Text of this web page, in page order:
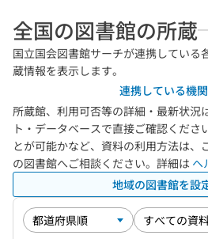
全国の図書館の所蔵
国立国会図書館サーチが連携している
蔵情報を表示します。
連携している機
所蔵館、利用可否等の詳細・最新状況
ト・データベースで直接ご確認くださ
とが可能かなど、資料の利用方法は、
の図書館へご相談ください。詳細は ヘ
地域の図書館を設